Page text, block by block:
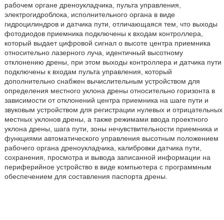
рабочем органе дреноукладчика, пульта управления,
электрогидроблока, исполнительного органа в виде
гидроцилиндров и датчика пути, отличающаяся тем, что выходы
фотодиодов приемника подключены к входам контроллера,
который выдает цифровой сигнал о высоте центра приемника
относительно лазерного луча, идентичный высотному
отклонению дрены, при этом выходы контроллера и датчика пути
подключены к входам пульта управления, который
дополнительно снабжен вычислительным устройством для
определения местного уклона дрены относительно горизонта в
зависимости от отклонений центра приемника на шаге пути и
звуковым устройством для регистрации нулевых и отрицательных
местных уклонов дрены, а также режимами ввода проектного
уклона дрены, шага пути, зоны нечувствительности приемника и
функциями автоматического управления высотным положением
рабочего органа дреноукладчика, калибровки датчика пути,
сохранения, просмотра и вывода записанной информации на
периферийное устройство в виде компьютера с программным
обеспечением для составления паспорта дрены.